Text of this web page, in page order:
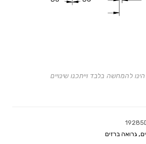
, גרואה ברזים
להמחשה בלבד וייתכנו שינויים